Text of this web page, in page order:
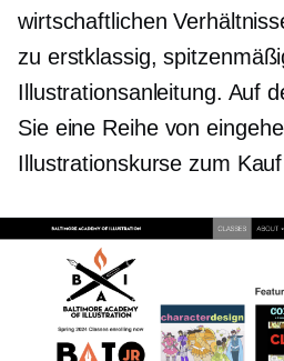
wirtschaftlichen
zu erstklassig,
Illustrationsanleitung. Auf
Sie eine Reihe von
Illustrationskurse zum